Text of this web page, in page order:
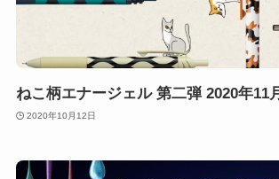
ねこ柄エナージェル 第二弾 2020年11
2020年10月12日